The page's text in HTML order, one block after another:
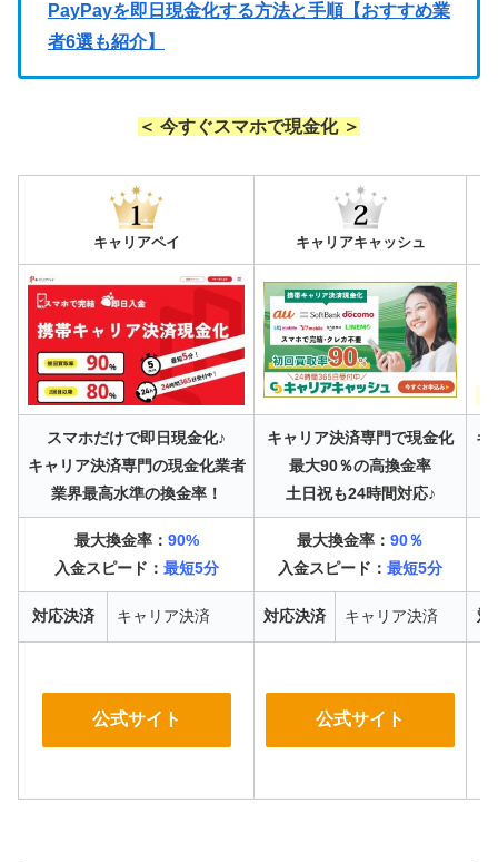
PayPayを即日現金化する方法と手順【おすすめ業
者6選も紹介】
＜ 今すぐスマホで現金化 ＞
キャリアペイ キャリアキャッシュ
スマホだけで即日現金化♪
キャリア決済専門の現金化業者
業界最高水準の換金率！
キャリア決済専門で現金化
最大90％の高換金率
土日祝も24時間対応♪
キ
最大換金率： 90%
入金スピード： 最短5分
最大換金率： 90％
入金スピード： 最短5分
対応決済 キャリア決済 対応決済 キャリア決済 対
公式サイト 公式サイト